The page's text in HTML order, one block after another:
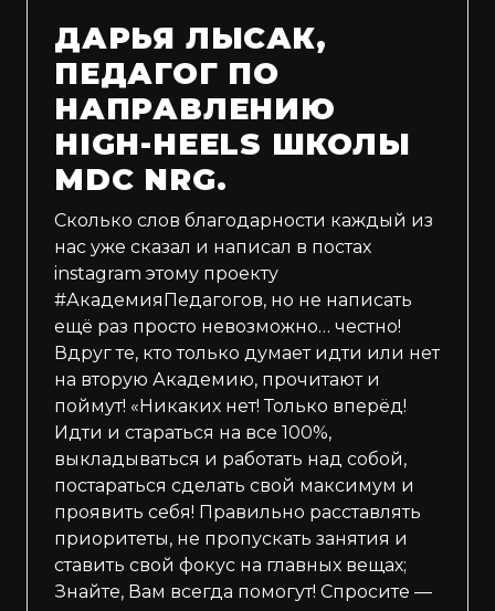
ДАРЬЯ ЛЫСАК,
ПЕДАГОГ ПО
НАПРАВЛЕНИЮ
HIGH-HEELS ШКОЛЫ
MDC NRG.
Сколько слов благодарности каждый из
нас уже сказал и написал в постах
instagram этому проекту
#АкадемияПедагогов, но не написать
ещё раз просто невозможно… честно!
Вдруг те, кто только думает идти или нет
на вторую Академию, прочитают и
поймут! «Никаких нет! Только вперёд!
Идти и стараться на все 100%,
выкладываться и работать над собой,
постараться сделать свой максимум и
проявить себя! Правильно расставлять
приоритеты, не пропускать занятия и
ставить свой фокус на главных вещах;
Знайте, Вам всегда помогут! Спросите —